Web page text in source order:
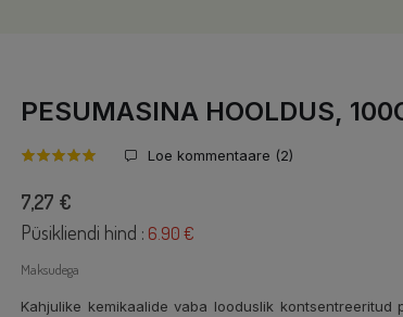
PESUMASINA HOOLDUS,
Loe kommentaare (2)
7,27 €
Püsikliendi hind : 6.90 €
Maksudega
Kahjulike kemikaalide vaba looduslik